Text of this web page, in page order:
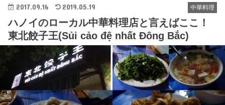
中華料理
2017.09.16 2019.05.19
ハノイのローカル中華料理店と言えばここ！
東北餃子王(Sủi cảo đệ nhất Đông Bắc)